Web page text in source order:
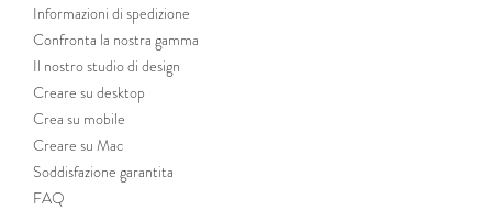
Informazioni di spedizione
Confronta la nostra gamma
Il nostro studio di design
Creare su desktop
Crea su mobile
Creare su Mac
Soddisfazione garantita
FAQ